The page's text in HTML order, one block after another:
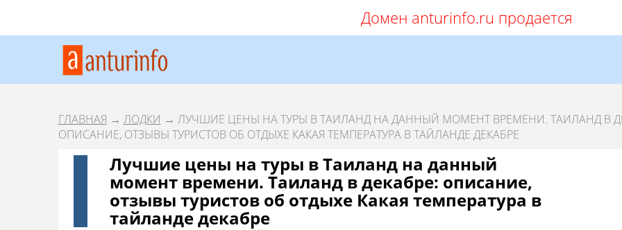
Домен anturinfo.ru продается
ГЛАВНАЯ → ЛОДКИ → ЛУЧШИЕ ЦЕНЫ НА ТУРЫ В ТАИЛАНД НА ДАННЫЙ МОМЕНТ ВРЕМЕНИ. ТАИЛАНД В
ОПИСАНИЕ, ОТЗЫВЫ ТУРИСТОВ ОБ ОТДЫХЕ КАКАЯ ТЕМПЕРАТУРА В ТАЙЛАНДЕ ДЕКАБРЕ
Лучшие цены на туры в Таиланд на данный
момент времени. Таиланд в декабре: описание,
отзывы туристов об отдыхе Какая температура в
тайланде декабре